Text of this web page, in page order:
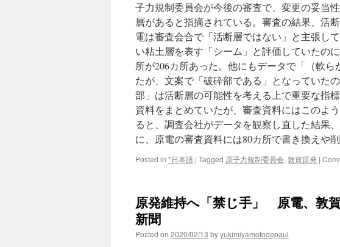
子力規制委員会が今後の審査で、変更の妥
層があると指摘されている。審査の結果、活
電は審査会合で「活断層ではない」と主張し
い粘土層を表す「シーム」と評価していたの
所が206カ所あった。他にもデータで「（軟
たが、文案で「破砕部である」となってい
部」は活断層の可能性を考える上で重要な指
資料をまとめていたが、審査資料にはこのよ
ると、調査会社がデータを観察し直した結
に、原電の審査資料には80カ所で書き換えや
Posted in *日本語 | Tagged 原子力規制委員会, 敦賀原発 |
原発維持へ「禁じ手」 原電、敦
新聞
Posted on 2020/02/13 byyukimiyamotodepaul